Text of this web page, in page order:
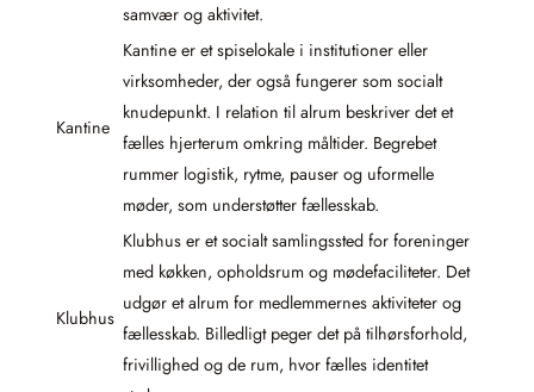
samvær og aktivitet.
Kantine
Kantine er et spiselokale i institutioner eller
virksomheder, der også fungerer som socialt
knudepunkt. I relation til alrum beskriver det et
fælles hjerterum omkring måltider. Begrebet
rummer logistik, rytme, pauser og uformelle
møder, som understøtter fællesskab.
Klubhus
Klubhus er et socialt samlingssted for foreninger
med køkken, opholdsrum og mødefaciliteter. Det
udgør et alrum for medlemmernes aktiviteter og
fællesskab. Billedligt peger det på tilhørsforhold,
frivillighed og de rum, hvor fælles identitet